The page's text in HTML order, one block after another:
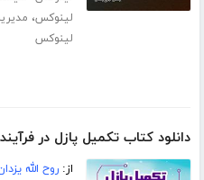
لینوکس،
لینوکس
دانلود کتاب تکمیل پازل در
از:روح الله